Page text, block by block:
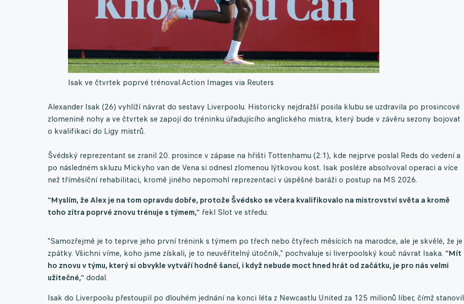
Isak ve čtvrtek poprvé trénoval.Action Images via Reuters
Alexander Isak (26) vyhlíží návrat do sestavy Liverpoolu. Historicky nejdražší posila klubu se uzdravila po prosincové
zlomenině nohy a ve čtvrtek se zapojí do tréninku úřadujícího anglického mistra, který bude v závěru sezony bojovat
o kvalifikaci do Ligy mistrů.
Švédský reprezentant se zranil 20. prosince v zápase na hřišti Tottenhamu (2:1), kde nejprve poslal Reds do vedení a
po následném skluzu Mickyho van de Vena si odnesl zlomenou lýtkovou kost. Isak posléze absolvoval operaci a více
než tříměsíční rehabilitaci, kromě jiného nepomohl reprezentaci v úspěšné baráži o postup na MS 2026.
"Myslím, že Alex je na tom opravdu dobře, protože Švédsko se včera kvalifikovalo na mistrovství světa a kromě
toho zítra poprvé znovu trénuje s týmem," řekl Slot ve středu.
"Samozřejmě je to teprve jeho první trénink s týmem po třech nebo čtyřech měsících na marodce, ale je skvělé, že je
zpátky. Všichni víme, koho jsme získali, je to neuvěřitelný útočník," pochvaluje si liverpoolský kouč návrat Isaka. "Mít
ho znovu v týmu, který si obvykle vytváří hodně šancí, i když nebude moct hned hrát od začátku, je pro nás velmi
užitečné," dodal.
Isak do Liverpoolu přestoupil po dlouhém jednání na konci léta z Newcastlu United za 125 milionů liber, čímž stanovil